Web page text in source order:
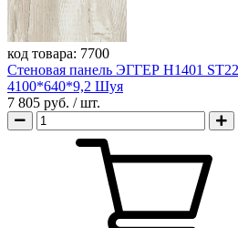
код товара: 7700
Стеновая панель ЭГГЕР H1401
4100*640*9,2 Шуя
7 805 руб. / шт.